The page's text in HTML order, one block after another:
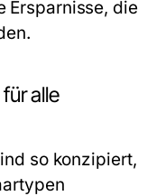
Ersparnisse, die
alle
so konzipiert,